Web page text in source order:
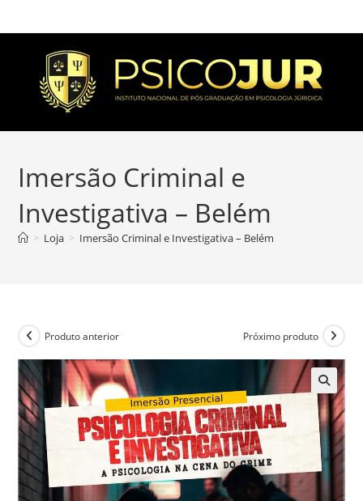
Imersão Criminal e
Investigativa – Belém
> Loja > Imersão Criminal e Investigativa – Belém
Produto anterior Próximo produto